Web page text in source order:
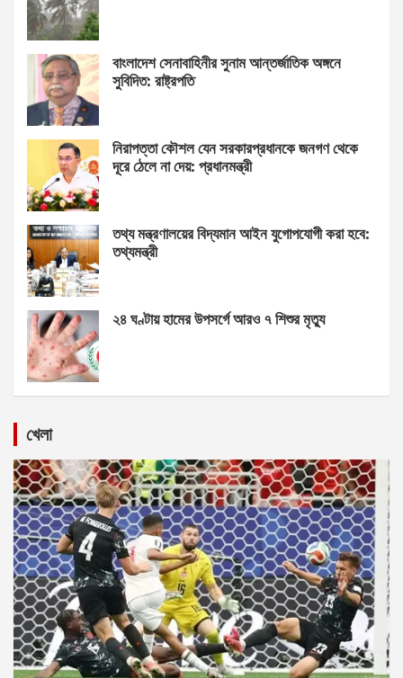
বাংলাদেশ সেনাবাহিনীর সুনাম আন্তর্জাতিক অঙ্গনে
সুবিদিত: রাষ্ট্রপতি
নিরাপত্তা কৌশল যেন সরকারপ্রধানকে জনগণ থেকে
দূরে ঠেলে না দেয়: প্রধানমন্ত্রী
তথ্য মন্ত্রণালয়ের বিদ্যমান আইন যুগোপযোগী করা হবে:
তথ্যমন্ত্রী
২৪ ঘণ্টায় হামের উপসর্গে আরও ৭ শিশুর মৃত্যু
খেলা